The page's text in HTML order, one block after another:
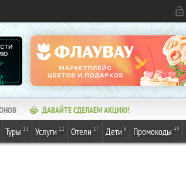
ДАВАЙТЕ СДЕЛАЕМ АКЦИЮ!
Туры 13 Услуги 12 Отели 17 Дети 6 Промокоды 49